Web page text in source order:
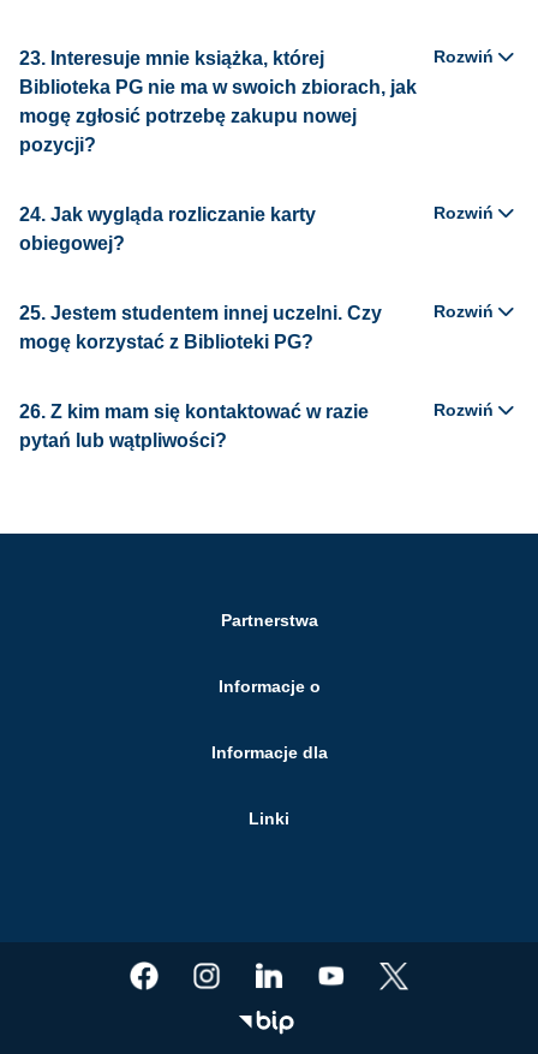
23. Interesuje mnie książka, której
Biblioteka PG nie ma w swoich zbiorach, jak
mogę zgłosić potrzebę zakupu nowej
pozycji?
Rozwiń
24. Jak wygląda rozliczanie karty
obiegowej?
Rozwiń
25. Jestem studentem innej uczelni. Czy
mogę korzystać z Biblioteki PG?
Rozwiń
26. Z kim mam się kontaktować w razie
pytań lub wątpliwości?
Rozwiń
Partnerstwa
Informacje o
Informacje dla
Linki